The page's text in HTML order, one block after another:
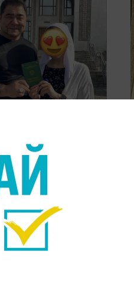
25 жас кіші қызға
актер мәлімдеме